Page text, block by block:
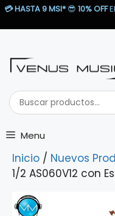
Saltar
💳HASTA 9 MSI* 😎 10% OFF
Buscar
productos...
Menu
Inicio / Nuevos
1/2 AS060V12 con